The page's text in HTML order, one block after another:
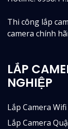
Thi công lắp
camera chính
LẮP
NGHIỆP
Lắp Camera
Lắp Camera